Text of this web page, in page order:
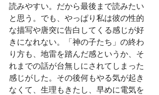
読みやすい。だから最後まで読みたい
と思う。でも、やっぱり私は彼の性的
な描写や唐突に告白してくる感じが好
きになれない。「神の子たち」の終わ
り方も、地雷を踏んだ感というか、そ
れまでの話が台無しにされてしまった
感じがした。その後何もやる気が起き
なくて、生理もきたし、早めに電気を